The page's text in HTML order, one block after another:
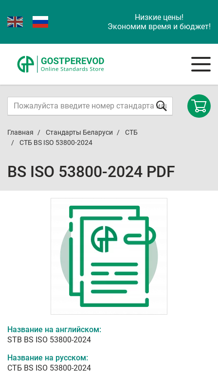
Низкие цены!
Экономим время и бюджет!
Главная Стандарты Беларуси
СТБ
СТБ BS ISO 53800-2024
BS ISO 53800-2024 PDF
Название на английском:
STB BS ISO 53800-2024
Название на русском:
СТБ BS ISO 53800-2024